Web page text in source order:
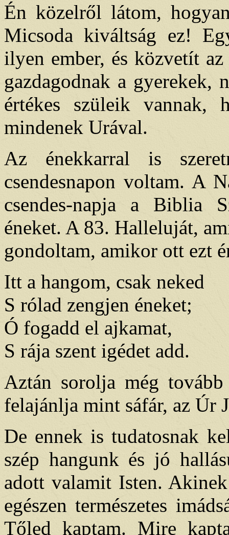
Én közelről látom,
Micsoda kiváltság ez!
ilyen ember, és közvetít
gazdagodnak a gyerekek,
értékes szüleik vannak,
mindenek Urával.
Az énekkarral is
csendesnapon voltam. A
csendes-napja a Biblia
éneket. A 83. Halleluját,
gondoltam, amikor ott ezt
Itt a hangom, csak neked
S rólad zengjen éneket;
Ó fogadd el ajkamat,
S rája szent igédet add.
Aztán sorolja még
felajánlja mint sáfár, az Úr
De ennek is tudatosnak
szép hangunk és jó
adott valamit Isten.
egészen természetes
Tőled kaptam. Mire